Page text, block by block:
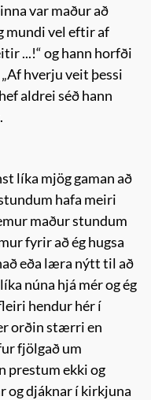
var maður að
mundi vel eftir af
...!“ og hann horfði
hverju veit þessi
aldrei séð hann
líka mjög gaman að
hafa meiri
maður stundum
fyrir að ég hugsa
eða læra nýtt til að
núna hjá mér og ég
hendur hér í
orðin stærri en
fjölgað um
prestum ekki og
djáknar í kirkjuna